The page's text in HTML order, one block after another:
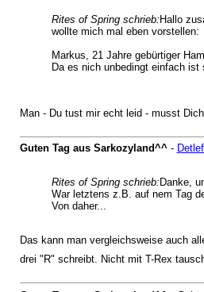
Rites of Spring schrieb: Hallo
wollte mich mal eben vorstellen:
Markus, 21 Jahre gebürtiger
Da es nich unbedingt einfach
Man - Du tust mir echt leid - musst
Guten Tag aus Sarkozyland^^-
Rites of Spring schrieb: Danke,
War letztens z.B. auf nem Tag
Von daher...
Das kann man vergleichsweise auch
drei "R" schreibt. Nicht mit T-Rex